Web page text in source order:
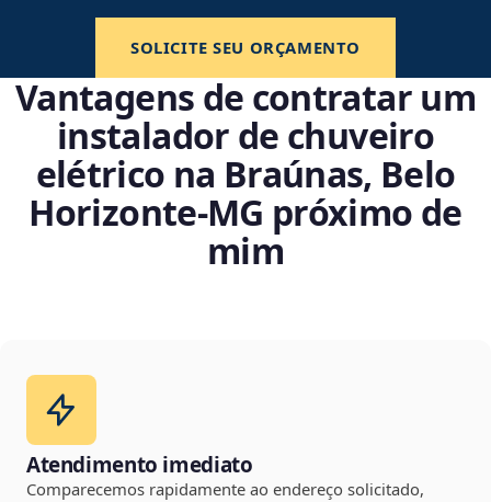
SOLICITE SEU ORÇAMENTO
Vantagens de contratar um
instalador de chuveiro
elétrico na Braúnas, Belo
Horizonte‑MG próximo de
mim
Atendimento imediato
Comparecemos rapidamente ao endereço solicitado,